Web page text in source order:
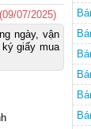
(09/07/2025)
ngày, vận
giấy mua